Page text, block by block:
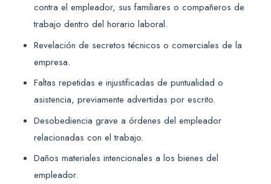
contra el empleador, sus familiares o compañeros de
trabajo dentro del horario laboral.
Revelación de secretos técnicos o comerciales de la
empresa.
Faltas repetidas e injustificadas de puntualidad o
asistencia, previamente advertidas por escrito.
Desobediencia grave a órdenes del empleador
relacionadas con el trabajo.
Daños materiales intencionales a los bienes del
empleador.